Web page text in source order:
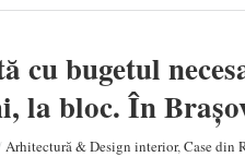
cu bugetul
la bloc. În
Arhitectură & Design interior,Case din